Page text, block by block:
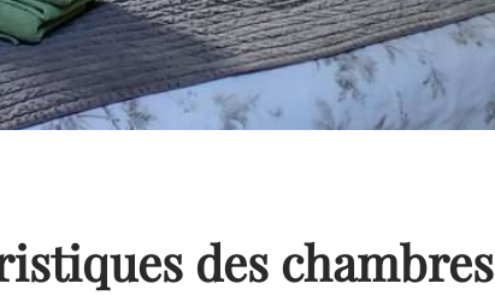
des chambres